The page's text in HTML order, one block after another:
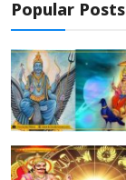
Popular Posts